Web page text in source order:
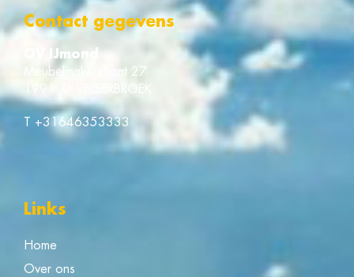
Contact gegevens
OV IJmond
Meubelmakerstraat 27
1991 JD VELSERBROEK
T +31646353333
Links
Home
Over ons